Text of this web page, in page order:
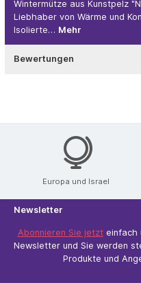
Wintermütze aus Kunstpelz
Liebhaber von Wärme und
Isolierte… Mehr
Bewertungen
Europa und Israel
Newsletter
Abonnieren Sie jetzteinfach
Newsletter und Sie werden
Produkte und